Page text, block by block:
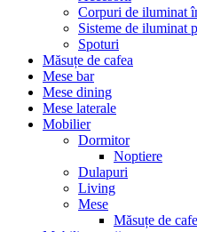
Corpuri de iluminat
Sisteme de iluminat
Spoturi
Măsuțe de cafea
Mese bar
Mese dining
Mese laterale
Mobilier
Dormitor
Noptiere
Dulapuri
Living
Mese
Măsuțe de